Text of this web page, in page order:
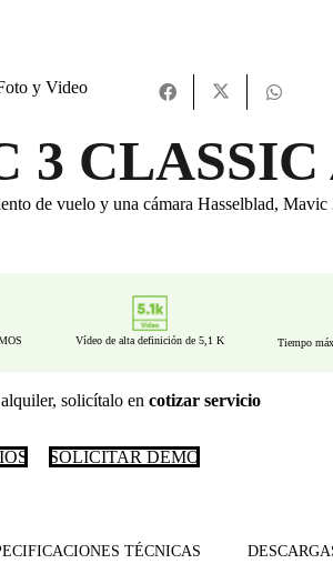
y Video
3 CLASSIC
de vuelo y una cámara Hasselblad,
Vídeo de alta definición de 5,1 K Tiempo
solicítalo en cotizar servicio
SOLICITAR DEMO
TÉCNICAS